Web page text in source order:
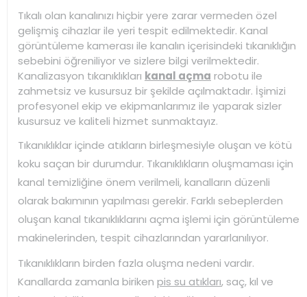
Tıkalı olan kanalınızı hiçbir yere zarar vermeden özel
gelişmiş cihazlar ile yeri tespit edilmektedir. Kanal
görüntüleme kamerası ile kanalın içerisindeki tıkanıklığın
sebebini öğreniliyor ve sizlere bilgi verilmektedir.
Kanalizasyon tıkanıklıkları kanal açma robotu ile
zahmetsiz ve kusursuz bir şekilde açılmaktadır. İşimizi
profesyonel ekip ve ekipmanlarımız ile yaparak sizler
kusursuz ve kaliteli hizmet sunmaktayız.
Tıkanıklıklar içinde atıkların birleşmesiyle oluşan ve kötü
koku saçan bir durumdur. Tıkanıklıkların oluşmaması için
kanal temizliğine önem verilmeli, kanalların düzenli
olarak bakımının yapılması gerekir. Farklı sebeplerden
oluşan kanal tıkanıklıklarını açma işlemi için görüntüleme
makinelerinden, tespit cihazlarından yararlanılıyor.
Tıkanıklıkların birden fazla oluşma nedeni vardır.
Kanallarda zamanla biriken pis su atıkları, saç, kıl ve